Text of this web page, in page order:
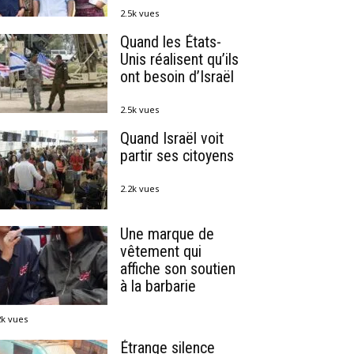
2.5k vues
Quand les États-
Unis réalisent qu’ils
ont besoin d’Israël
2.5k vues
Quand Israël voit
partir ses citoyens
2.2k vues
Une marque de
vêtement qui
affiche son soutien
à la barbarie
vues
Étrange silence